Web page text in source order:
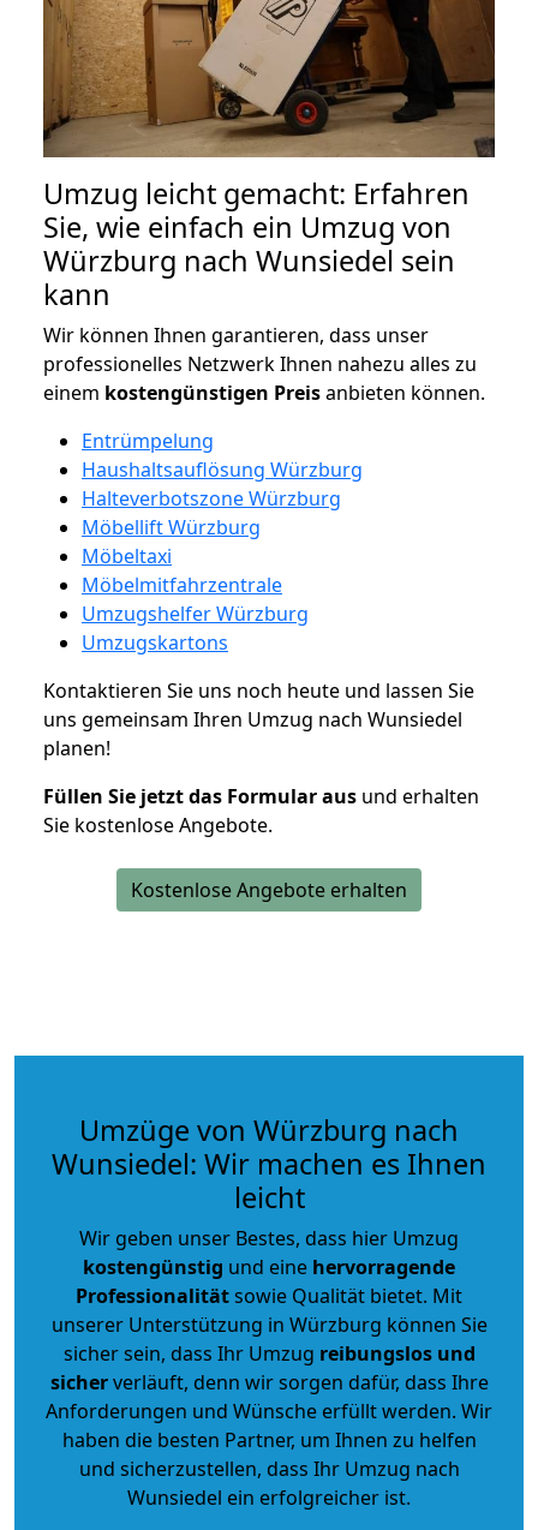
Umzug leicht gemacht: Erfahren
Sie, wie einfach ein Umzug von
Würzburg nach Wunsiedel sein
kann
Wir können Ihnen garantieren, dass unser
professionelles Netzwerk Ihnen nahezu alles zu
einem kostengünstigen Preisanbieten können.
Entrümpelung
Haushaltsauflösung Würzburg
Halteverbotszone Würzburg
Möbellift Würzburg
Möbeltaxi
Möbelmitfahrzentrale
Umzugshelfer Würzburg
Umzugskartons
Kontaktieren Sie uns noch heute und lassen Sie
uns gemeinsam Ihren Umzug nach Wunsiedel
planen!
Füllen Sie jetzt das Formular aus und erhalten
Sie kostenlose Angebote.
Kostenlose Angebote erhalten
Umzüge von Würzburg nach
Wunsiedel: Wir machen es Ihnen
leicht
Wir geben unser Bestes, dass hier Umzug
kostengünstig und eine hervorragende
Professionalitätsowie Qualität bietet. Mit
unserer Unterstützung in Würzburg können Sie
sicher sein, dass Ihr Umzug reibungslos und
sicherverläuft, denn wir sorgen dafür, dass Ihre
Anforderungen und Wünsche erfüllt werden. Wir
haben die besten Partner, um Ihnen zu helfen
und sicherzustellen, dass Ihr Umzug nach
Wunsiedel ein erfolgreicher ist.